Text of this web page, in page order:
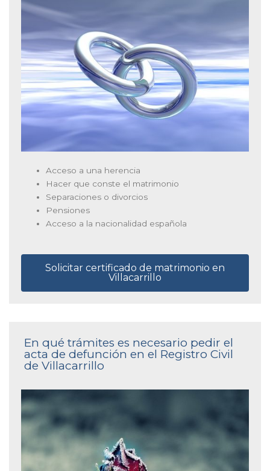
Acceso a una herencia
Hacer que conste el matrimonio
Separaciones o divorcios
Pensiones
Acceso a la nacionalidad española
Solicitar certificado de matrimonio en
Villacarrillo
En qué trámites es necesario pedir el
acta de defunción en el Registro Civil
de Villacarrillo